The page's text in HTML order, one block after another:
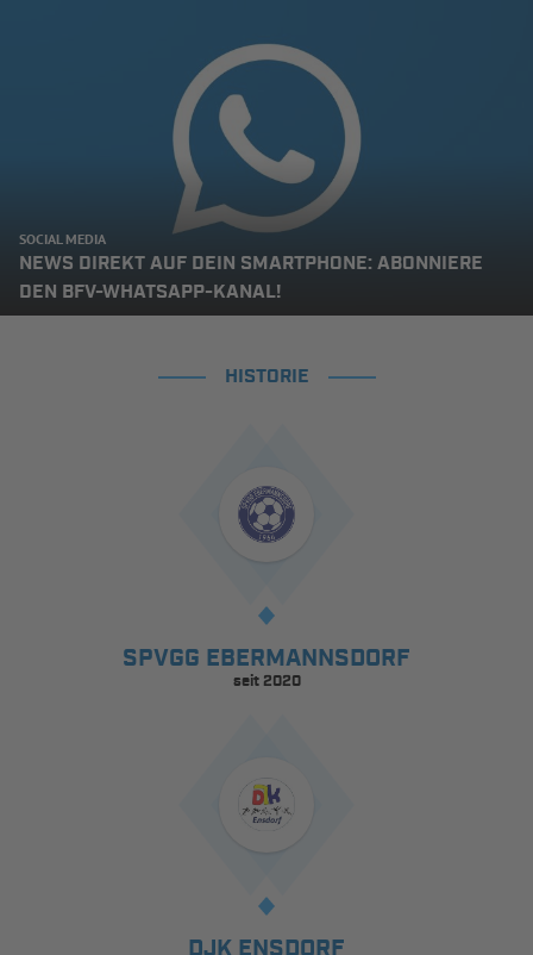
SOCIAL MEDIA
NEWS DIREKT AUF DEIN SMARTPHONE: ABONNIERE
DEN BFV-WHATSAPP-KANAL!
HISTORIE
SPVGG EBERMANNSDORF
seit 2020